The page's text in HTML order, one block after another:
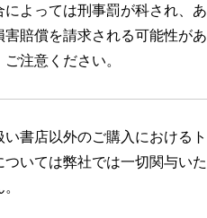
によっては刑事罰が科され、あ
害賠償を請求される可能性があ
ご注意ください。
い書店以外のご購入におけるト
ついては弊社では一切関与いた